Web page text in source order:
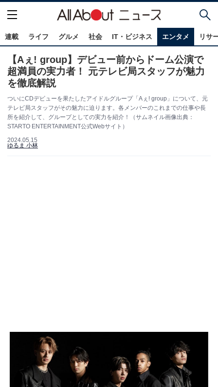
連載 ライフ グルメ 社会 IT・ビジネス エンタメ リサ
【Aぇ! group】デビュー前からドーム公演で
超満員の実力者！ 元テレビ局スタッフが魅力
を徹底解説
ついにCDデビューを果たしたアイドルグループ「Aぇ! group」について、元
テレビ局スタッフがその魅力に迫ります。各メンバーのこれまでの仕事や長
所を紹介して、グループとしての実力を紹介！（サムネイル画像出典：
STARTO ENTERTAINMENT公式Webサイト）​​​​​
2024.05.15
ゆるま 小林